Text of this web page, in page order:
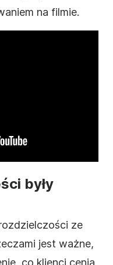
na filmie.
były
ze
jest ważne,
co klienci cenią